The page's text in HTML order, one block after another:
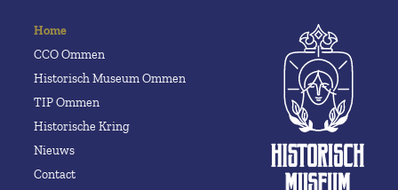
Home
CCO Ommen
Historisch Museum Ommen
TIP Ommen
Historische Kring
Nieuws
Contact